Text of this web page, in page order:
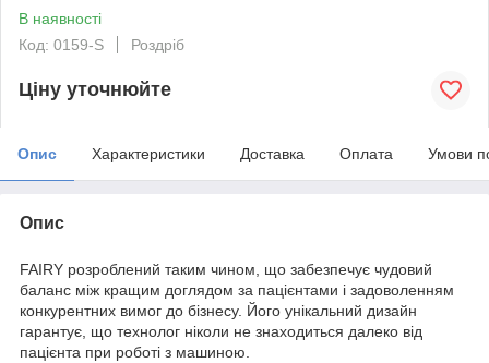
В наявності
Код: 0159-S
Роздріб
Ціну уточнюйте
Опис Характеристики Доставка Оплата Умови
Опис
FAIRY розроблений таким чином, що забезпечує чудовий
баланс між кращим доглядом за пацієнтами і задоволенням
конкурентних вимог до бізнесу. Його унікальний дизайн
гарантує, що технолог ніколи не знаходиться далеко від
пацієнта при роботі з машиною.